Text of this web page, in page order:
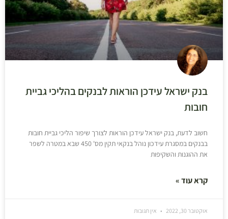
בנק ישראל עידכן הוראות לבנקים בהליכי גביית
חובות
חשוב לדעת, בנק ישראל עידכן הוראות לצורך שיפור הליכי גביית חובות
בבנקים במסגרת עידכון נוהל בנקאי תקין מס' 450 שבא במטרה לשפר
את ההוגנות והשקיפות
קרא עוד »
אוקטובר 30, 2022 אין תגובות